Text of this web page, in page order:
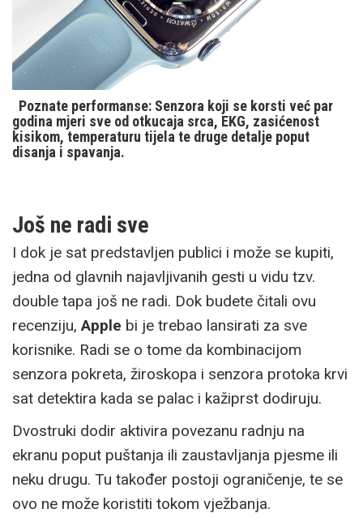
Poznate performanse: Senzora koji se korsti već par
godina mjeri sve od otkucaja srca, EKG, zasićenost
kisikom, temperaturu tijela te druge detalje poput
disanja i spavanja.
Još ne radi sve
I dok je sat predstavljen publici i može se kupiti,
jedna od glavnih najavljivanih gesti u vidu tzv.
double tapa još ne radi. Dok budete čitali ovu
recenziju,Apple bi je trebao lansirati za sve
korisnike. Radi se o tome da kombinacijom
senzora pokreta, žiroskopa i senzora protoka krvi
sat detektira kada se palac i kažiprst dodiruju.
Dvostruki dodir aktivira povezanu radnju na
ekranu poput puštanja ili zaustavljanja pjesme ili
neku drugu. Tu također postoji ograničenje, te se
ovo ne može koristiti tokom vježbanja.